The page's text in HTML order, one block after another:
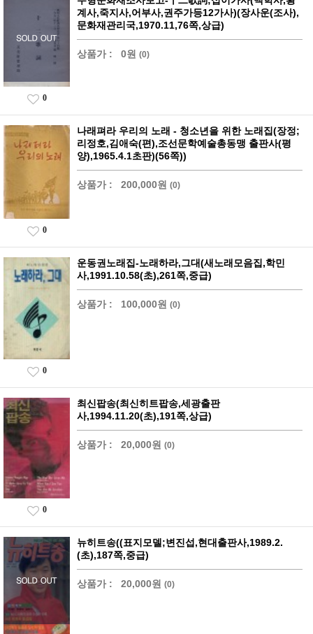
계사,죽지사,어부사,권주가등12가사)(장사운(조사),
문화재관리국,1970.11,76쪽,상급)
상품가 : 0원 (0)
0
나래펴라 우리의 노래 - 청소년을 위한 노래집(장정;
리정호,김애숙(편),조선문학예술총동맹 출판사(평
양),1965.4.1초판)(56쪽))
상품가 : 200,000원 (0)
0
운동권노래집-노래하라,그대(새노래모음집,학민
사,1991.10.58(초),261쪽,중급)
상품가 : 100,000원 (0)
0
최신팝송(최신히트팝송,세광출판
사,1994.11.20(초),191쪽,상급)
상품가 : 20,000원 (0)
0
뉴히트송((표지모델;변진섭,현대출판사,1989.2.
(초),187쪽,중급)
상품가 : 20,000원 (0)